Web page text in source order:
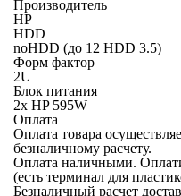
Производитель
HP
HDD
noHDD (до 12 HDD 3.5)
Форм фактор
2U
Блок питания
2x HP 595W
Оплата
Оплата товара
безналичному расчету.
Оплата наличными.
(есть терминал для
Безналичный расчет